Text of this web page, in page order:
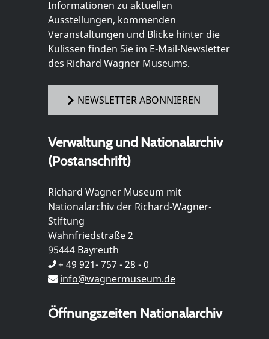
Informationen zu aktuellen
Ausstellungen, kommenden
Veranstaltungen und Blicke hinter die
Kulissen finden Sie im E-Mail-Newsletter
des Richard Wagner Museums.
NEWSLETTER ABONNIEREN
Verwaltung und Nationalarchiv
(Postanschrift)
Richard Wagner Museum mit
Nationalarchiv der Richard-Wagner-
Stiftung
Wahnfriedstraße 2
95444 Bayreuth
+ 49 921- 757 - 28 - 0
info@wagnermuseum.de
Öffnungszeiten Nationalarchiv